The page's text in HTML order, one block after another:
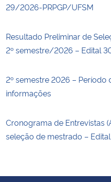
29/2026-PRPGP/UFSM
Resultado Preliminar de
2º semestre/2026 – Edital
2º semestre 2026 –
informações
Cronograma de Entrevistas
seleção de mestrado –